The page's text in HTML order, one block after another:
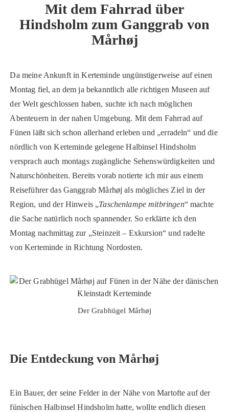
Mit dem Fahrrad über
Hindsholm zum Ganggrab von
Mårhøj
Da meine Ankunft in Kerteminde ungünstigerweise auf einen
Montag fiel, an dem ja bekanntlich alle richtigen Museen auf
der Welt geschlossen haben, suchte ich nach möglichen
Abenteuern in der nahen Umgebung. Mit dem Fahrrad auf
Fünen läßt sich schon allerhand erleben und „erradeln“ und die
nördlich von Kerteminde gelegene Halbinsel Hindsholm
versprach auch montags zugängliche Sehenswürdigkeiten und
Naturschönheiten. Bereits vorab notierte ich mir aus einem
Reiseführer das Ganggrab Mårhøj als mögliches Ziel in der
Region, und der Hinweis „Taschenlampe mitbringen“ machte
die Sache natürlich noch spannender. So erklärte ich den
Montag nachmittag zur „Steinzeit – Exkursion“ und radelte
von Kerteminde in Richtung Nordosten.
Der Grabhügel Mårhøj
Die Entdeckung von Mårhøj
Ein Bauer, der seine Felder in der Nähe von Martofte auf der
fünischen Halbinsel Hindsholm hatte, wollte endlich diesen